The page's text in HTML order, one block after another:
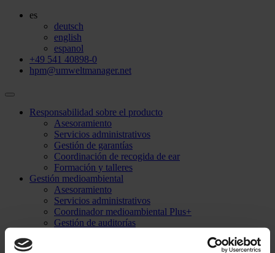
es
deutsch
english
espanol
+49 541 40898-0
hpm@umweltmanager.net
Responsabilidad sobre el producto
Asesoramiento
Servicios administrativos
Gestión de garantías
Coordinación de recogida de ear
Formación y talleres
Gestión medioambiental
Asesoramiento
Servicios administrativos
Coordinador medioambiental Plus+
Gestión de auditorías